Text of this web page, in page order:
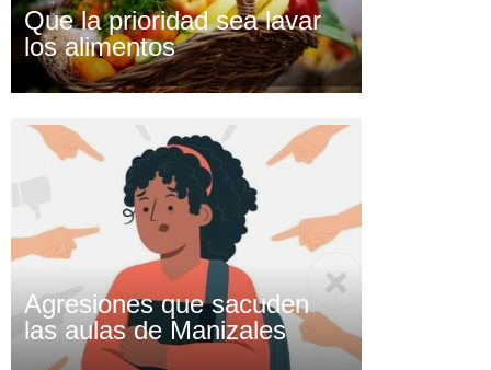
Que la prioridad sea lavar
los alimentos
Agresiones que sacuden
las aulas de Manizales